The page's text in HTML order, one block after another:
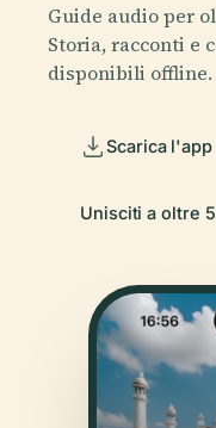
Guide audio per
Storia, racconti e
disponibili offline.
Scarica l'app
Unisciti a oltre